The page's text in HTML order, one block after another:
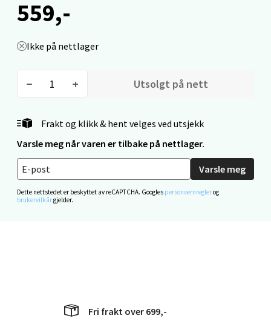
559,-
Ikke på nettlager
Utsolgt på nett
Frakt og klikk & hent velges ved utsjekk
Varsle meg når varen er tilbake på nettlager.
Varsle meg
Dette nettstedet er beskyttet av reCAPTCHA. Googles personvernreglerog
brukervilkårgjelder.
Fri frakt over 699,-
Skarvøyveien 55, 4517 Mandal
Åpent i dag 10-20
0 i butikk
Mo i Rana - Thon Senter Mo i Rana
Fridtjof Nansensgate 22, 8622 Mo i Rana
Åpent i dag 09-19
0 i butikk
Langelandsvegen 25, 6010 Ålesund